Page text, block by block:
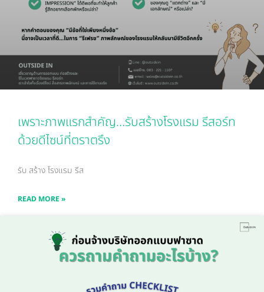
เพราะภาพแรกสำคัญ…รับสร้างโรงแรม รีสอร์ท
ด้วยดีไซน์ที่ตราตรึง
รับ สร้าง โรงแรม รีส
READ MORE »